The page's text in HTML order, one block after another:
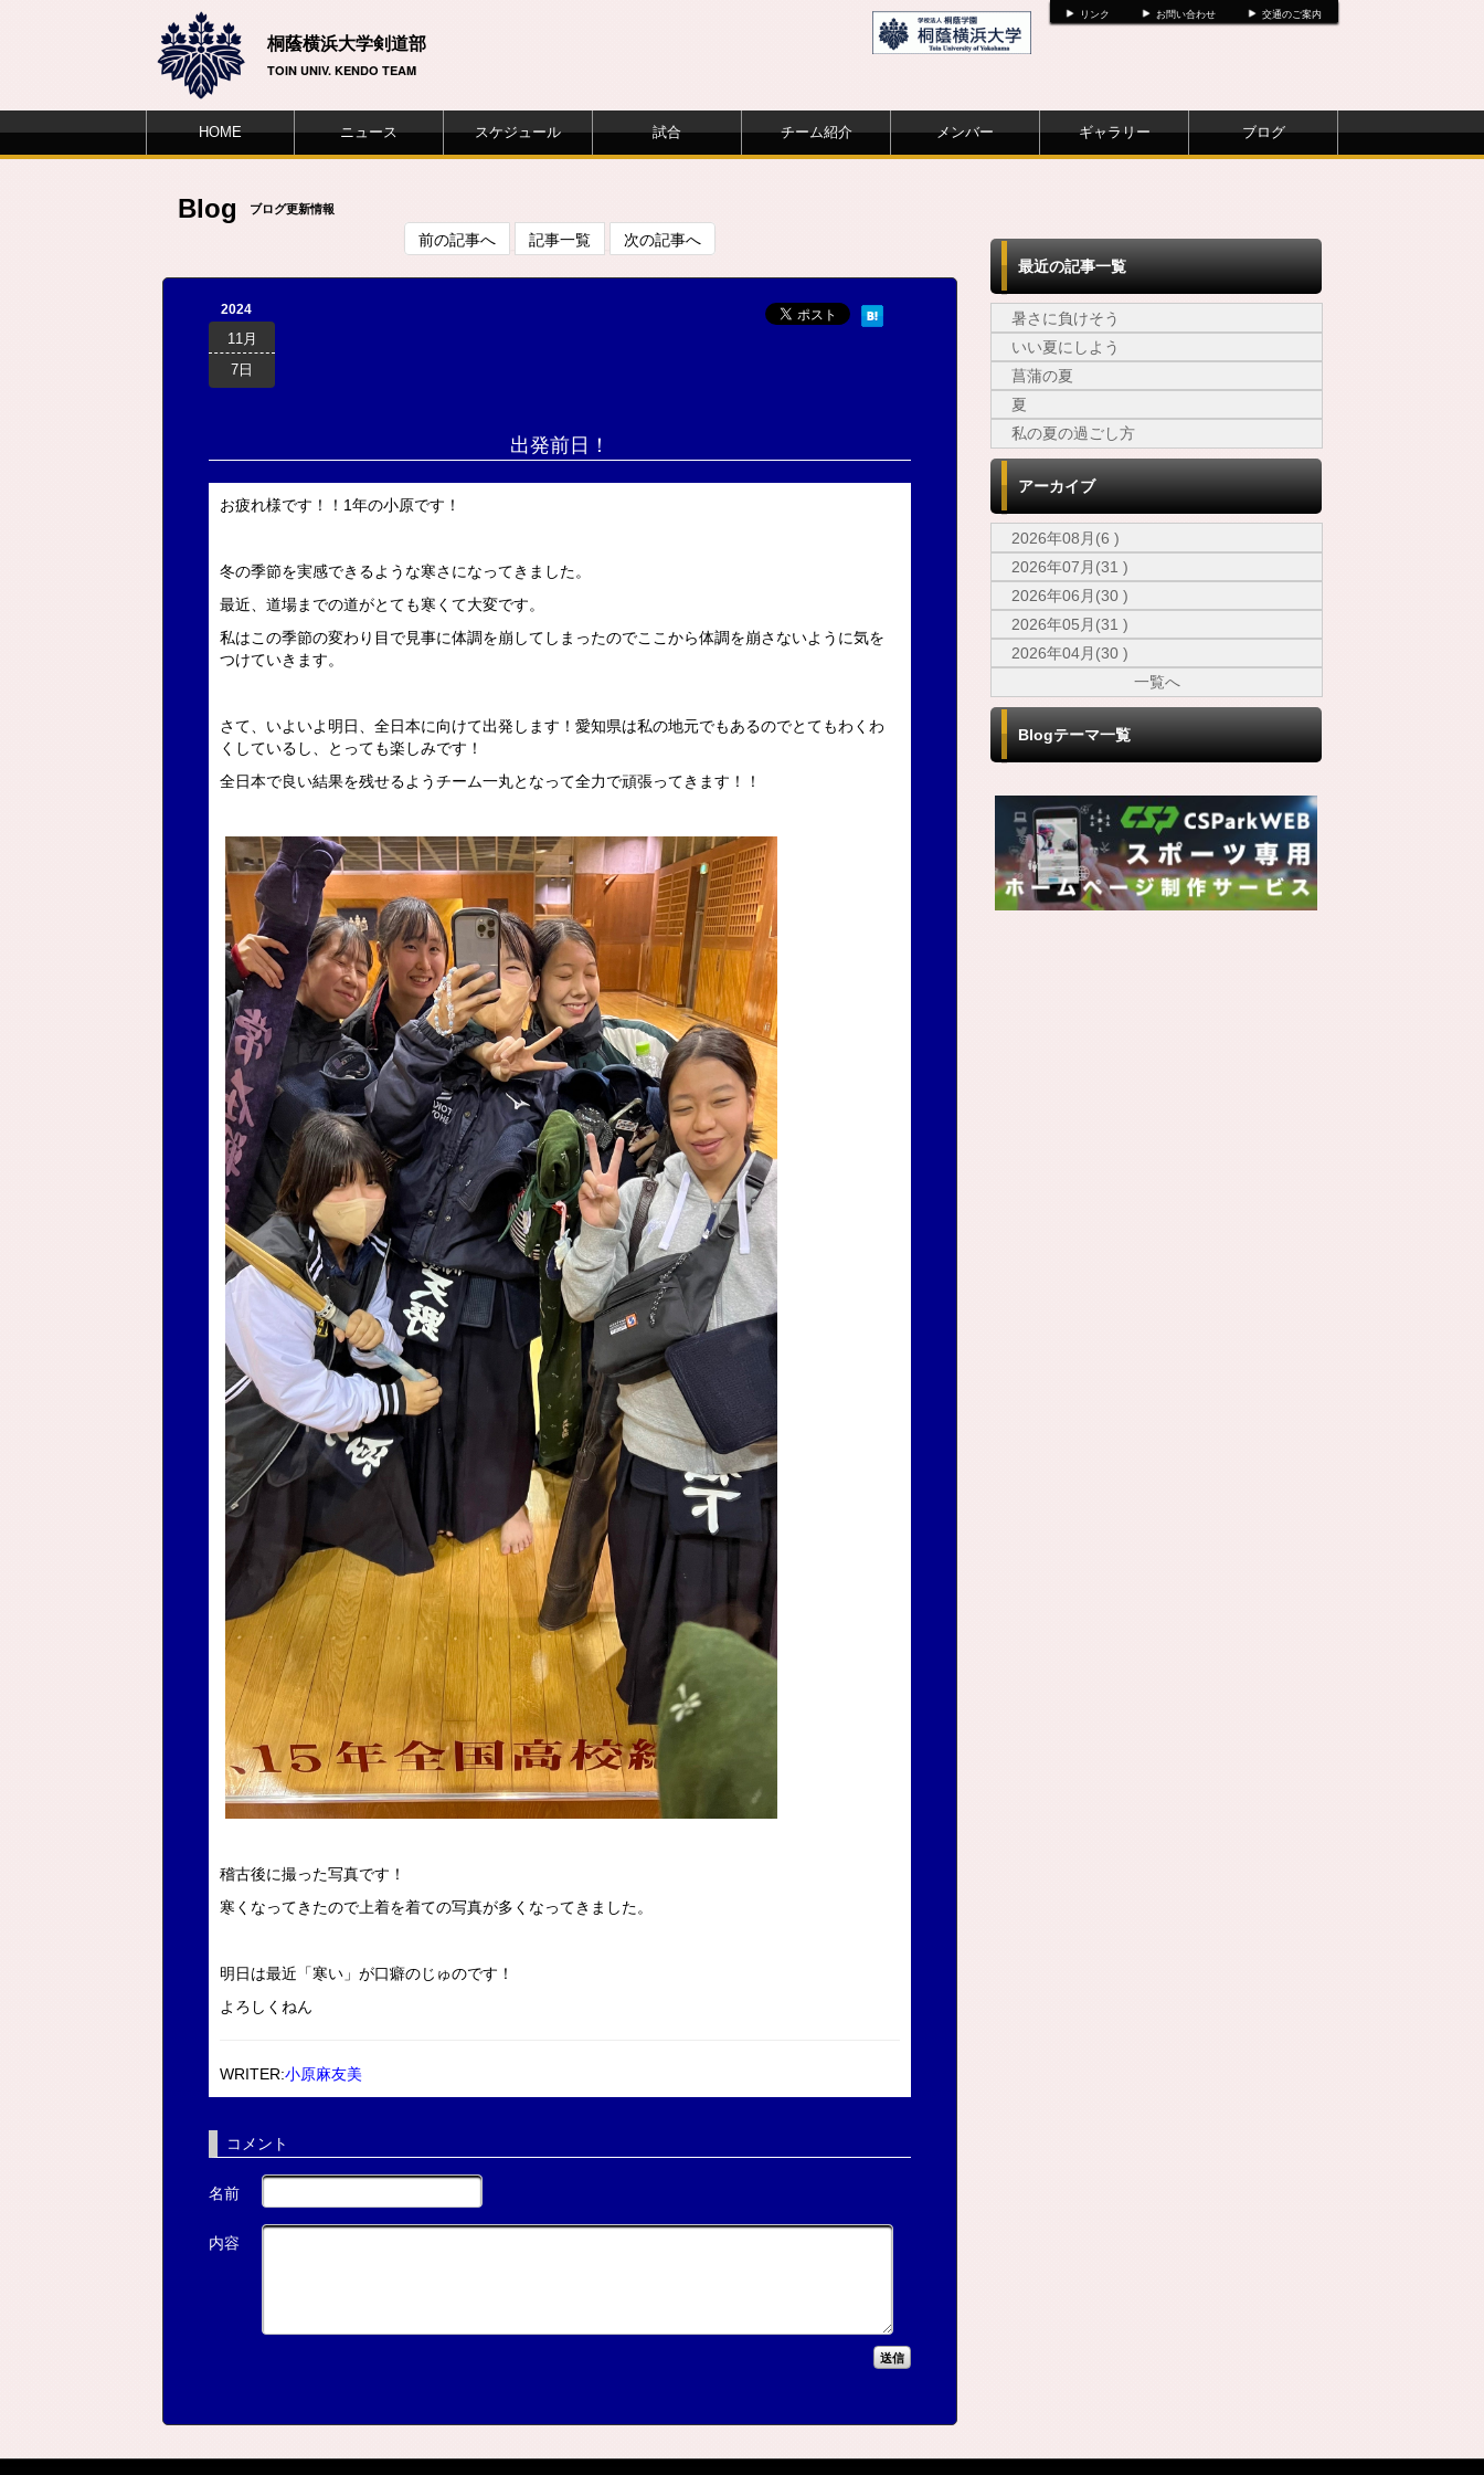
リンク お問い合わせ 交通のご案内
桐蔭横浜大学剣道部
TOIN UNIV. KENDO TEAM
HOME ニュース スケジュール 試合 チーム紹介 メンバー ギャラリー ブログ
Blog ブログ更新情報
前の記事へ 記事一覧 次の記事へ
2024
11月
7日
出発前日！
お疲れ様です！！1年の小原です！
冬の季節を実感できるような寒さになってきました。
最近、道場までの道がとても寒くて大変です。
私はこの季節の変わり目で見事に体調を崩してしまったのでここから体調を崩さないように気を
つけていきます。
さて、いよいよ明日、全日本に向けて出発します！愛知県は私の地元でもあるのでとてもわくわ
くしているし、とっても楽しみです！
全日本で良い結果を残せるようチーム一丸となって全力で頑張ってきます！！
稽古後に撮った写真です！
寒くなってきたので上着を着ての写真が多くなってきました。
明日は最近「寒い」が口癖のじゅのです！
よろしくねん
WRITER:小原麻友美
コメント
名前
内容
最近の記事一覧
暑さに負けそう
いい夏にしよう
菖蒲の夏
夏
私の夏の過ごし方
アーカイブ
2026年08月(6 )
2026年07月(31 )
2026年06月(30 )
2026年05月(31 )
2026年04月(30 )
一覧へ
Blogテーマ一覧